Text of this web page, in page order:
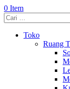
0 Item
Toko
Ruang